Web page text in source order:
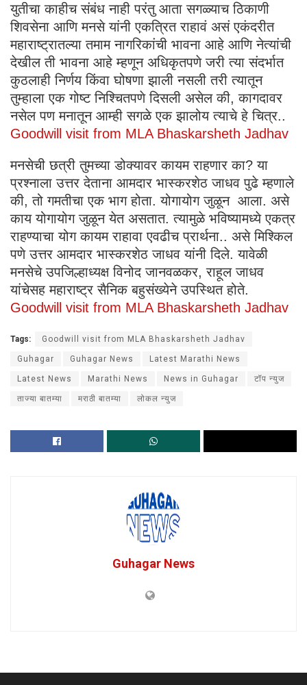
युतीचा काहीच संबंध नाही परंतु आता सगळ्याच ठिकाणी
शिवसेना आणि मनसे यांनी एकत्रित राहावं असं एकंदरीत
महाराष्ट्रातल्या तमाम नागरिकांची भावना आहे आणि नेत्यांची
देखील ती भावना आहे म्हणून अधिकृतपणे जरी त्या संदर्भात
कुठलाही निर्णय किंवा घोषणा झाली नसली तरी त्यातून
तुम्हाला एक गोष्ट निश्चितपणे दिसली असेल की, कागदावर
नसेल पण मनातून आम्ही सगळे एक झालोय त्याचे हे चित्र..
Goodwill visit from MLA Bhaskarsheth Jadhav
मनसेची छत्री तुमच्या डोक्यावर कायम राहणार का? या
प्रश्नाला उत्तर देताना आमदार भास्करशेठ जाधव पुढे म्हणाले
की, तो गमतीचा एक भाग होता. योगायोग जुळून आला. असे
काय योगायोग जुळून येत असतात. त्यामुळे भविष्यामध्ये एकत्र
राहण्याचा योग कायम राहावा एवढीच प्रार्थना.. असे मिश्किल
पणे उत्तर आमदार भास्करशेठ जाधव यांनी दिले. यावेळी
मनसेचे उपजिल्हाध्यक्ष विनोद जानवळकर, राहूल जाधव
यांचेसह महाराष्ट्र सैनिक बहुसंख्येने उपस्थित होते.
Goodwill visit from MLA Bhaskarsheth Jadhav
Tags: Goodwill visit from MLA Bhaskarsheth Jadhav
Guhagar Guhagar News Latest Marathi News
Latest News Marathi News News in Guhagar टॉप न्युज
ताज्या बातम्या मराठी बातम्या लोकल न्युज
Guhagar News